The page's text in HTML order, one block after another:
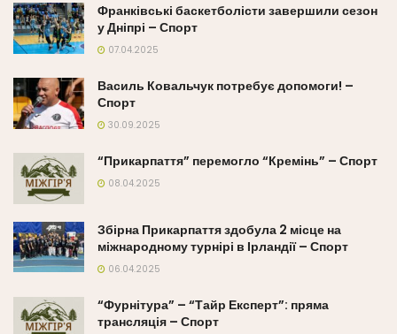
Франківські баскетболісти завершили сезон
у Дніпрі – Спорт
07.04.2025
Василь Ковальчук потребує допомоги! –
Спорт
30.09.2025
“Прикарпаття” перемогло “Кремінь” – Спорт
08.04.2025
Збірна Прикарпаття здобула 2 місце на
міжнародному турнірі в Ірландії – Спорт
06.04.2025
“Фурнітура” – “Тайр Експерт”: пряма
трансляція – Спорт